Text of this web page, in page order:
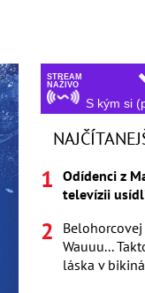
STREAM
NAŽIVO
S kým si
Odídenci z
televízii
Wauuu...
láska v